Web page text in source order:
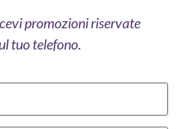
promozioni riservate
tuo telefono.